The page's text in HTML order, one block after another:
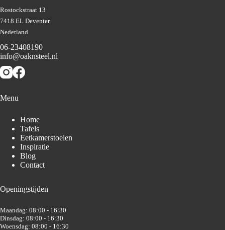
Rostockstraat 13
7418 EL Deventer
Nederland
06-23408190
info@oaknsteel.nl
Menu
Home
Tafels
Eetkamerstoelen
Inspiratie
Blog
Contact
Openingstijden
Maandag: 08:00 - 16:30
Dinsdag: 08:00 - 16:30
Woensdag: 08:00 - 16:30